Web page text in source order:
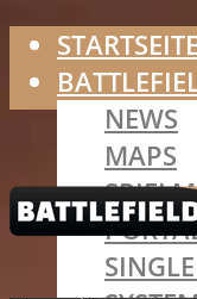
STARTSEITE
NEWS
MAPS